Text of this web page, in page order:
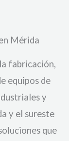
Mérida
fabricación,
equipos de
y
y el sureste
que